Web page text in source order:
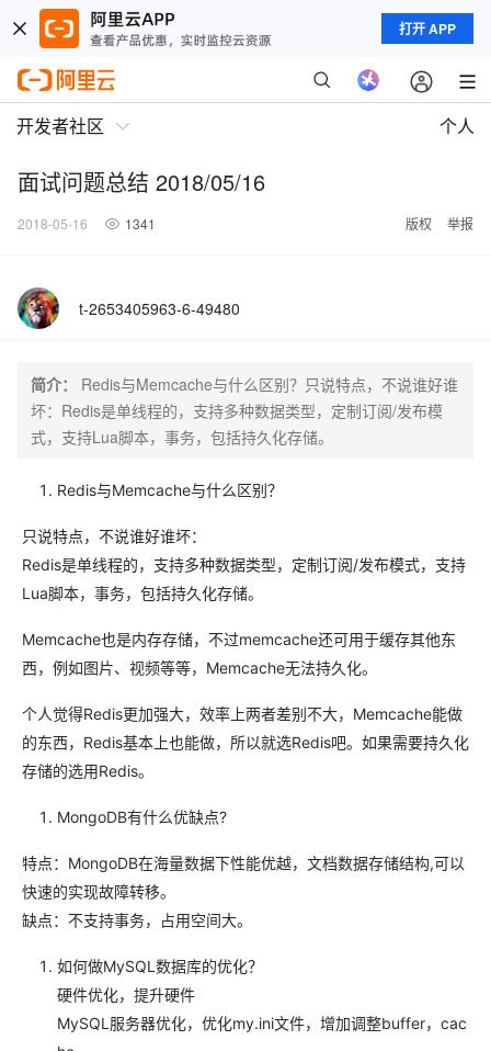
打开 APP
开发者社区 个人
面试问题总结 2018/05/16
2018-05-16 1341 版权 举报
t-2653405963-6-49480
简介：
Redis与Memcache与什么区别？只说特点，不说谁好谁
坏：Redis是单线程的，支持多种数据类型，定制订阅/发布模
式，支持Lua脚本，事务，包括持久化存储。
Redis与Memcache与什么区别？
只说特点，不说谁好谁坏：
Redis是单线程的，支持多种数据类型，定制订阅/发布模式，支持
Lua脚本，事务，包括持久化存储。
Memcache也是内存存储，不过memcache还可用于缓存其他东
西，例如图片、视频等等，Memcache无法持久化。
个人觉得Redis更加强大，效率上两者差别不大，Memcache能做
的东西，Redis基本上也能做，所以就选Redis吧。如果需要持久化
存储的选用Redis。
MongoDB有什么优缺点?
特点：MongoDB在海量数据下性能优越，文档数据存储结构,可以
快速的实现故障转移。
缺点：不支持事务，占用空间大。
如何做MySQL数据库的优化？
硬件优化，提升硬件
MySQL服务器优化，优化my.ini文件，增加调整buffer，cac